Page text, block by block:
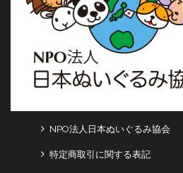
NPO法人日本ぬいぐるみ協会
特定商取引に関する表記